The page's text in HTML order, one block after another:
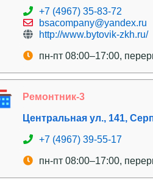
+7 (4967) 35-83-72
bsacompany@yandex.ru
http://www.bytovik-zkh.ru/
пн-пт 08:00–17:00,
Ремонтник-3
Центральная ул., 141,
+7 (4967) 39-55-17
пн-пт 08:00–17:00,